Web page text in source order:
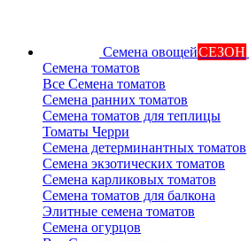
Семена овощейСЕЗОН
Семена томатов
Все Семена томатов
Семена ранних томатов
Семена томатов для теплицы
Томаты Черри
Семена детерминантных томатов
Семена экзотических томатов
Семена карликовых томатов
Семена томатов для балкона
Элитные семена томатов
Семена огурцов